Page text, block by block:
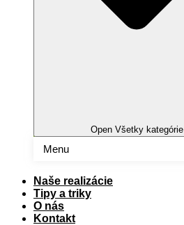
Open Všetky kategórie
Menu
Naše realizácie
Tipy a triky
O nás
Kontakt